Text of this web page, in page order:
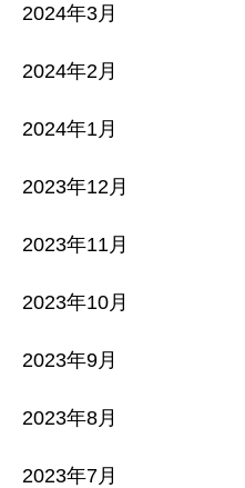
2024年3月
2024年2月
2024年1月
2023年12月
2023年11月
2023年10月
2023年9月
2023年8月
2023年7月